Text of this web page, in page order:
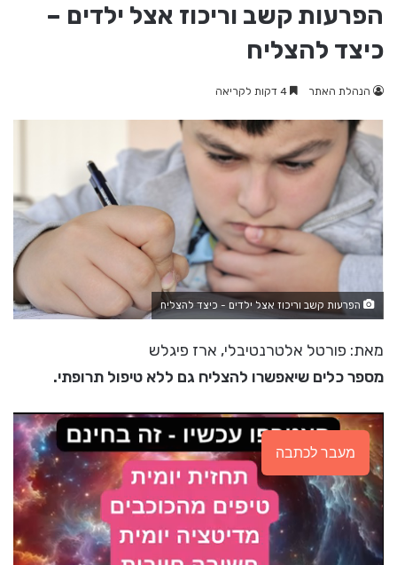
הפרעות קשב וריכוז אצל ילדים –
כיצד להצליח
הנהלת האתר
הפרעות קשב וריכוז אצל ילדים - כיצד להצליח
מאת: פורטל אלטרנטיבלי, ארז פיגלש
מספר כלים שיאפשרו להצליח גם ללא טיפול תרופתי.
מעבר לכתבה